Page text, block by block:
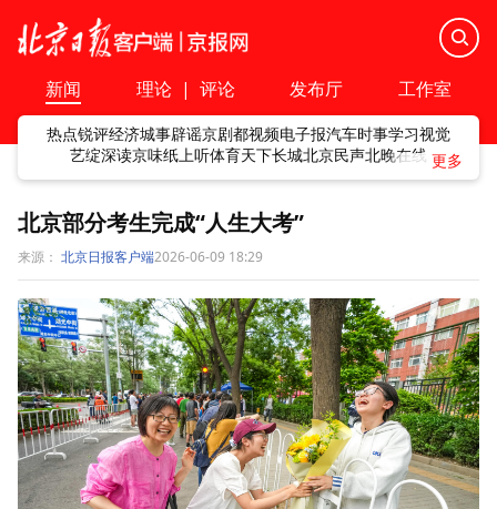
新闻 理论 | 评论 发布厅 工作室
热点锐评经济城事辟谣京剧都视频电子报汽车时事学习视觉
艺绽深读京味纸上听体育天下长城北京民声北晚在线
北京部分考生完成“人生大考”
来源： 北京日报客户端2026-06-09 18:29